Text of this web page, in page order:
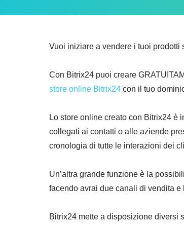
Vuoi iniziare a vendere i tuoi
Con Bitrix24 puoi creare
store online Bitrix24 con il tuo
Lo store online creato con Bitrix24 è
collegati ai contatti o alle aziende
cronologia di tutte le interazioni dei
Un’altra grande funzione è la
facendo avrai due canali di vendita
Bitrix24 mette a disposizione diversi